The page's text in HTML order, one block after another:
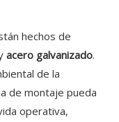
hechos de
acero galvanizado.
de la
de montaje pueda
operativa,